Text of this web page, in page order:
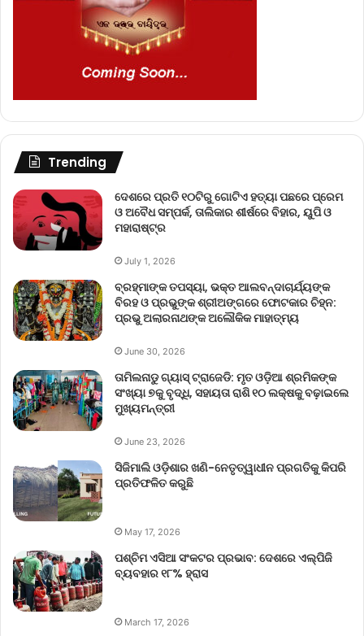
Trending
ଦେଶରେ ପ୍ରତି ୧୦ଟିରୁ ଗୋଟିଏ ହତ୍ୟା ପଛରେ ପ୍ରେମ
ଓ ଅବୈଧ ସମ୍ପର୍କ, ତାଲିକାର ଶୀର୍ଷରେ ବିହାର, ୟୁପି ଓ
ମହାରାଷ୍ଟ୍ର
July 1, 2026
ବ୍ରହ୍ମାଙ୍କ ତପସ୍ୟା, ଭକ୍ତ ଆଲବନ୍ଦାଚାର୍ଯ୍ୟଙ୍କ
ବିରହ ଓ ପ୍ରଭୁଙ୍କ ଶ୍ରୀଅଙ୍ଗରେ ଫୋଟକାର ଚିହ୍ନ:
ପ୍ରଭୁ ଅଲାରନାଥଙ୍କ ଅଲୌକିକ ମାହାତ୍ମ୍ୟ
June 30, 2026
ତାମିଲନାଡୁ ଗ୍ୟାସ୍ ଟ୍ରାଜେଡି: ମୃତ ଓଡ଼ିଆ ଶ୍ରମିକଙ୍କ
ସଂଖ୍ୟା ୭କୁ ବୃଦ୍ଧି, ସହାୟତା ରାଶି ୧୦ ଲକ୍ଷକୁ ବଢ଼ାଇଲେ
ମୁଖ୍ୟମନ୍ତ୍ରୀ
June 23, 2026
ସିଜିମାଲି ଓଡ଼ିଶାର ଖଣି-ନେତୃତ୍ୱାଧୀନ ପ୍ରଗତିକୁ କିପରି
ପ୍ରତିଫଳିତ କରୁଛି
May 17, 2026
ପଶ୍ଚିମ ଏସିଆ ସଂକଟର ପ୍ରଭାବ: ଦେଶରେ ଏଲ୍‌ପିଜି
ବ୍ୟବହାର ୧୮% ହ୍ରାସ
March 17, 2026